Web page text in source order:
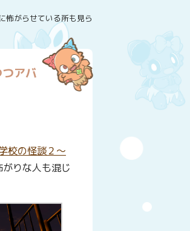
がらせている所も見られたよ
アバ
校の怪談２～
りな人も混じ